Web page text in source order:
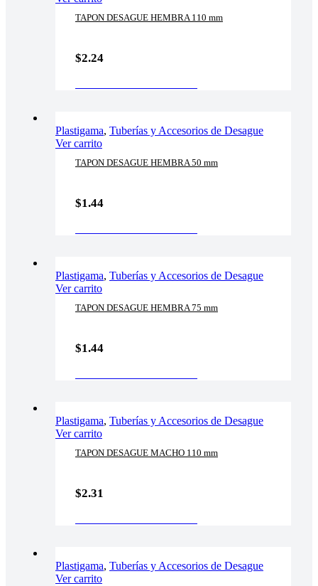
TAPON DESAGUE HEMBRA 110 mm
$2.24
Plastigama, Tuberías y Accesorios de Desague
Ver carrito
TAPON DESAGUE HEMBRA 50 mm
$1.44
Plastigama, Tuberías y Accesorios de Desague
Ver carrito
TAPON DESAGUE HEMBRA 75 mm
$1.44
Plastigama, Tuberías y Accesorios de Desague
Ver carrito
TAPON DESAGUE MACHO 110 mm
$2.31
Plastigama, Tuberías y Accesorios de Desague
Ver carrito